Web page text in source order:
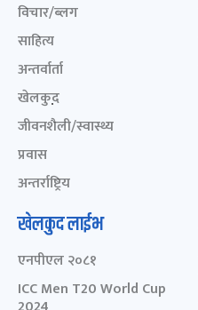
विचार/ब्लग
साहित्य
अन्तर्वार्ता
खेलकुद़़
जीवनशैली/स्वास्थ्य
प्रवास
अन्तर्राष्ट्रिय
खेलकुद लाईभ
एनपीएल २०८१
ICC Men T20 World Cup